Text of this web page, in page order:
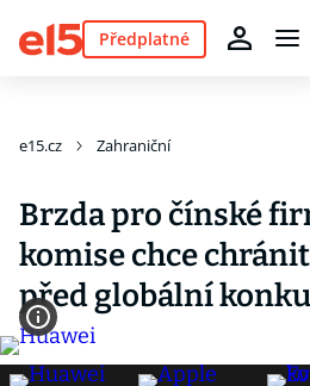
Předplatné
e15.cz Zahraniční
Brzda pro čínské
komise chce
před globální